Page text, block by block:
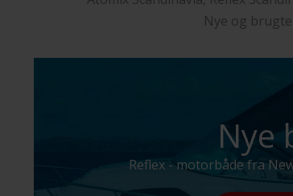
Nye og
Nye
Reflex - motorbåde fra